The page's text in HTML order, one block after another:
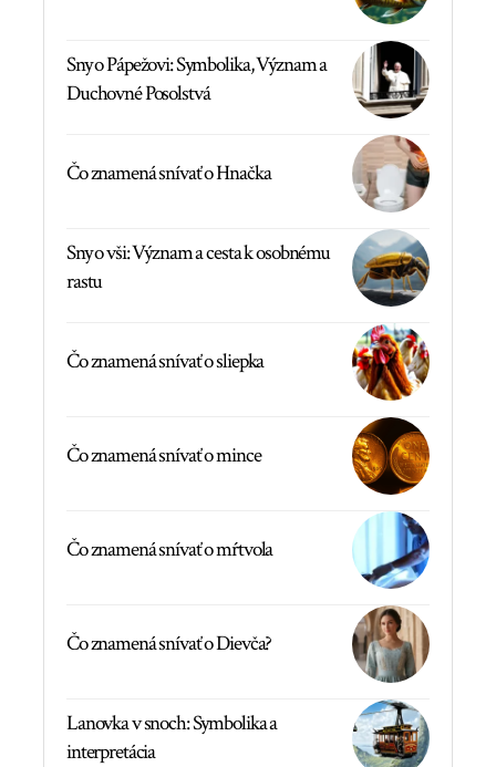
Sny o Pápežovi: Symbolika, Význam a
Duchovné Posolstvá
Čo znamená snívať o Hnačka
Sny o vši: Význam a cesta k osobnému
rastu
Čo znamená snívať o sliepka
Čo znamená snívať o mince
Čo znamená snívať o mŕtvola
Čo znamená snívať o Dievča?
Lanovka v snoch: Symbolika a
interpretácia